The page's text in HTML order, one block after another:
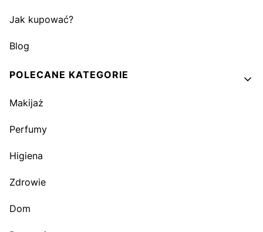
Jak kupować?
Blog
POLECANE KATEGORIE
Makijaż
Perfumy
Higiena
Zdrowie
Dom